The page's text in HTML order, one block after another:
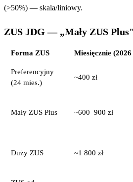
(>50%) — skala/liniowy.
ZUS JDG — „Mały ZUS
Forma ZUS Miesięcznie
Preferencyjny
(24 mies.)
~400 zł
Mały ZUS Plus ~600–900 zł
Duży ZUS ~1 800 zł